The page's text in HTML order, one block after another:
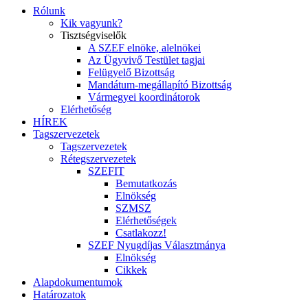
Rólunk
Kik vagyunk?
Tisztségviselők
A SZEF elnöke, alelnökei
Az Ügyvivő Testület tagjai
Felügyelő Bizottság
Mandátum-megállapító Bizottság
Vármegyei koordinátorok
Elérhetőség
HÍREK
Tagszervezetek
Tagszervezetek
Rétegszervezetek
SZEFIT
Bemutatkozás
Elnökség
SZMSZ
Elérhetőségek
Csatlakozz!
SZEF Nyugdíjas Választmánya
Elnökség
Cikkek
Alapdokumentumok
Határozatok